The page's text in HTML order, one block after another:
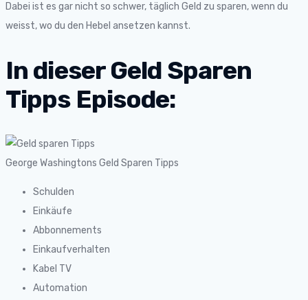
Dabei ist es gar nicht so schwer, täglich Geld zu sparen, wenn du
weisst, wo du den Hebel ansetzen kannst.
In dieser Geld Sparen
Tipps Episode:
George Washingtons Geld Sparen Tipps
Schulden
Einkäufe
Abbonnements
Einkaufverhalten
Kabel TV
Automation